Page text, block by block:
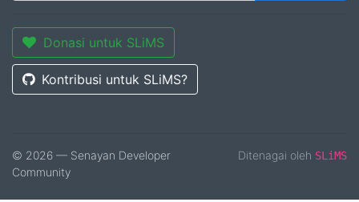
Donasi untuk SLiMS
Kontribusi untuk SLiMS?
© 2026 — Senayan Developer
Community
Ditenagai oleh SLiMS